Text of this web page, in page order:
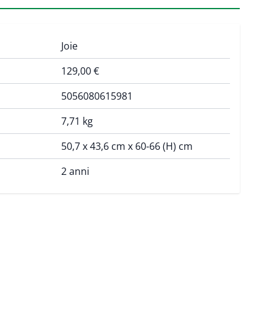
Joie
129,00 €
5056080615981
7,71 kg
50,7 x 43,6 cm x 60-66 (H) cm
2 anni